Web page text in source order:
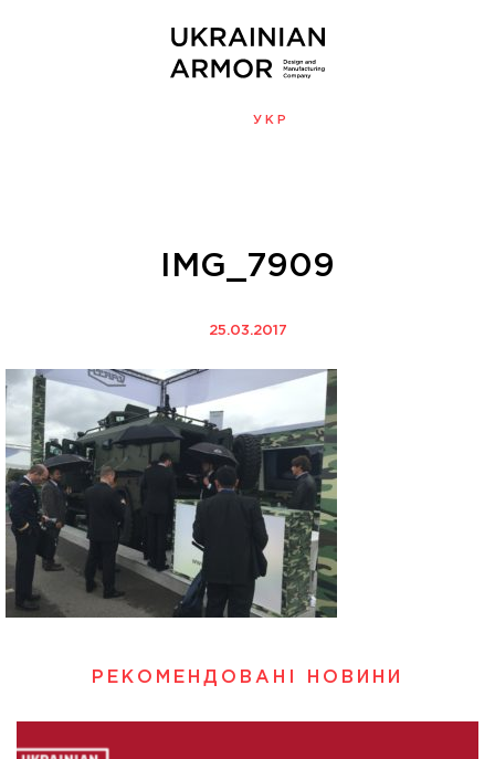
УКР
IMG_7909
25.03.2017
РЕКОМЕНДОВАНІ НОВИНИ